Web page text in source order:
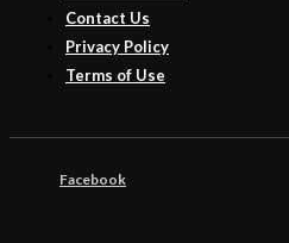
Contact Us
Privacy Policy
Terms of Use
Facebook